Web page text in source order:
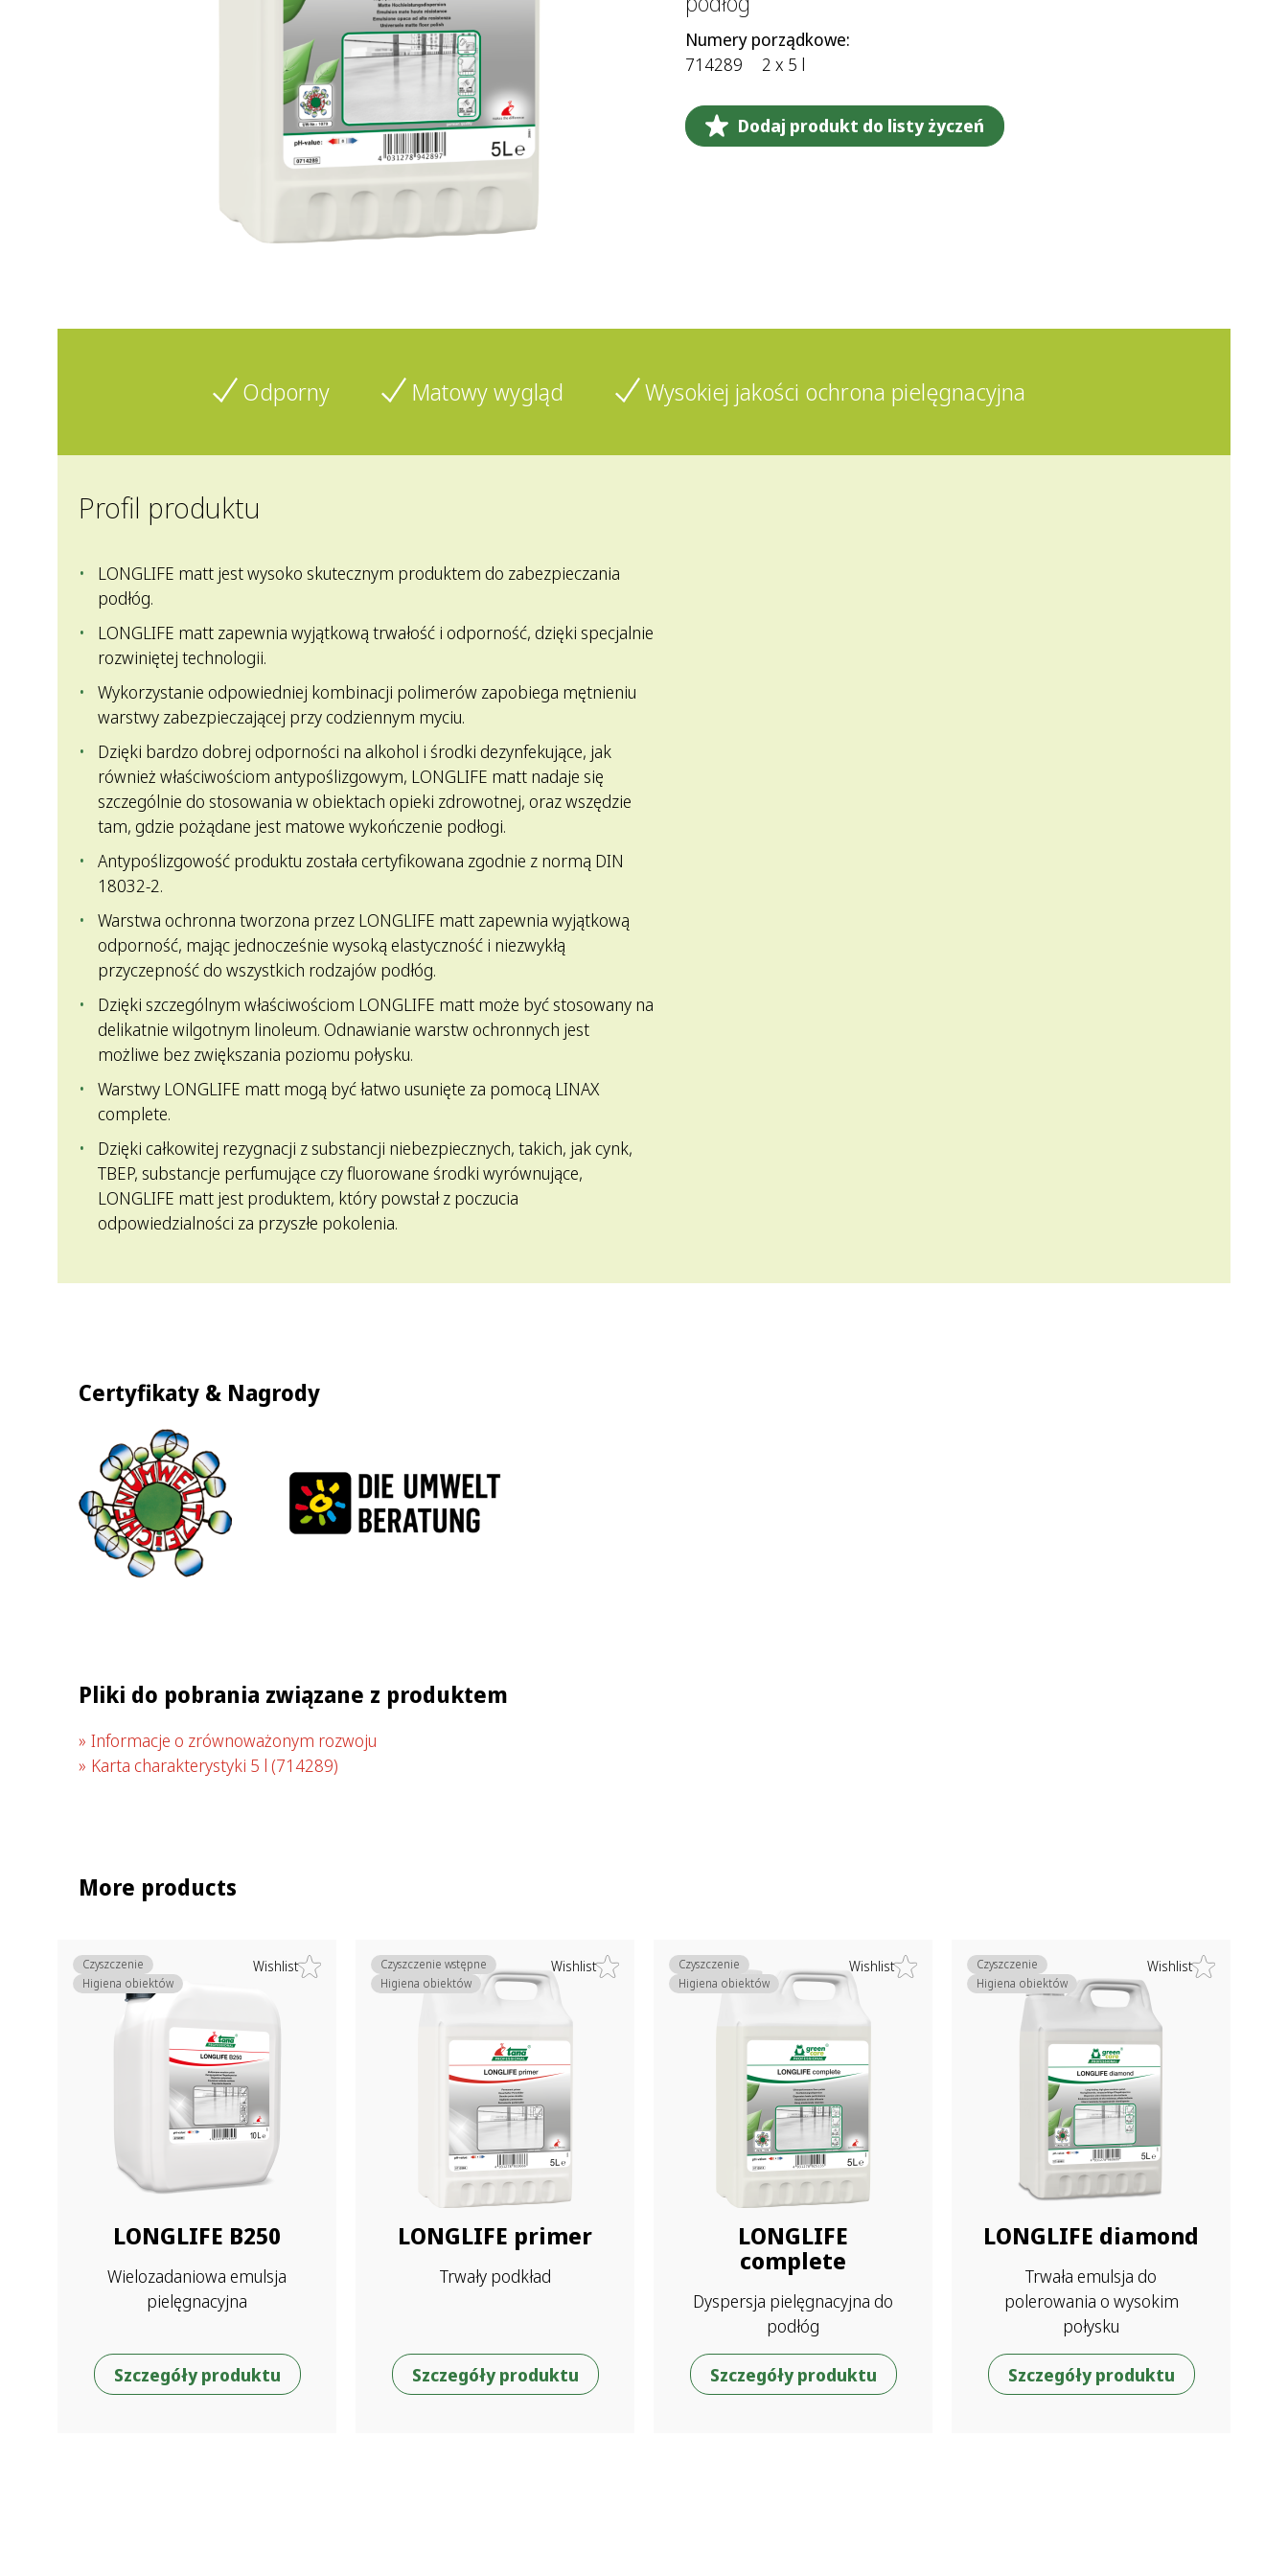
Numery porządkowe:
714289
2 x 5 l
Dodaj produkt do listy życzeń
Odporny Matowy wygląd Wysokiej jakości ochrona pielęgnacyjna
Profil produktu
LONGLIFE matt jest wysoko skutecznym produktem do zabezpieczania
podłóg.
LONGLIFE matt zapewnia wyjątkową trwałość i odporność, dzięki specjalnie
rozwiniętej technologii.
Wykorzystanie odpowiedniej kombinacji polimerów zapobiega mętnieniu
warstwy zabezpieczającej przy codziennym myciu.
Dzięki bardzo dobrej odporności na alkohol i środki dezynfekujące, jak
również właściwościom antypoślizgowym, LONGLIFE matt nadaje się
szczególnie do stosowania w obiektach opieki zdrowotnej, oraz wszędzie
tam, gdzie pożądane jest matowe wykończenie podłogi.
Antypoślizgowość produktu została certyfikowana zgodnie z normą DIN
18032-2.
Warstwa ochronna tworzona przez LONGLIFE matt zapewnia wyjątkową
odporność, mając jednocześnie wysoką elastyczność i niezwykłą
przyczepność do wszystkich rodzajów podłóg.
Dzięki szczególnym właściwościom LONGLIFE matt może być stosowany na
delikatnie wilgotnym linoleum. Odnawianie warstw ochronnych jest
możliwe bez zwiększania poziomu połysku.
Warstwy LONGLIFE matt mogą być łatwo usunięte za pomocą LINAX
complete.
Dzięki całkowitej rezygnacji z substancji niebezpiecznych, takich, jak cynk,
TBEP, substancje perfumujące czy fluorowane środki wyrównujące,
LONGLIFE matt jest produktem, który powstał z poczucia
odpowiedzialności za przyszłe pokolenia.
Certyfikaty & Nagrody
Pliki do pobrania związane z produktem
Informacje o zrównoważonym rozwoju
Karta charakterystyki 5 l (714289)
More products
Wishlist
LONGLIFE B250
Wielozadaniowa emulsja
pielęgnacyjna
Czyszczenie
Higiena obiektów
Szczegóły produktu
Wishlist
LONGLIFE primer
Trwały podkład
Czyszczenie wstępne
Higiena obiektów
Szczegóły produktu
Wishlist
LONGLIFE
complete
Dyspersja pielęgnacyjna do
podłóg
Czyszczenie
Higiena obiektów
Szczegóły produktu
Wishlist
LONGLIFE diamond
Trwała emulsja do
polerowania o wysokim
połysku
Czyszczenie
Higiena obiektów
Szczegóły produktu